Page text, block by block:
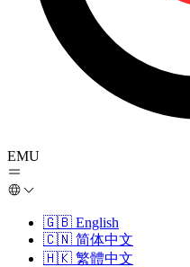
EMU
🇬🇧 English
🇨🇳 简体中文
🇭🇰 繁體中文